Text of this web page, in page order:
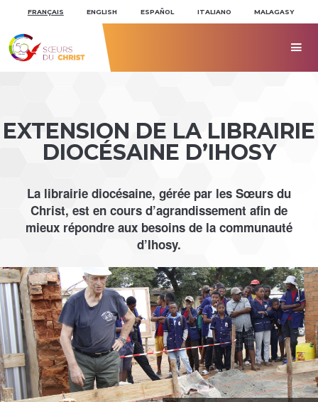
Aller
navigation
personnelsFRANÇAIS ENGLISH ESPAÑOL ITALIANO MALAGASY

EXTENSION DE LA LIBRAIRIE
DIOCÉSAINE D’IHOSY
La librairie diocésaine, gérée par les Sœurs du
Christ, est en cours d’agrandissement afin de
mieux répondre aux besoins de la communauté
d’Ihosy.